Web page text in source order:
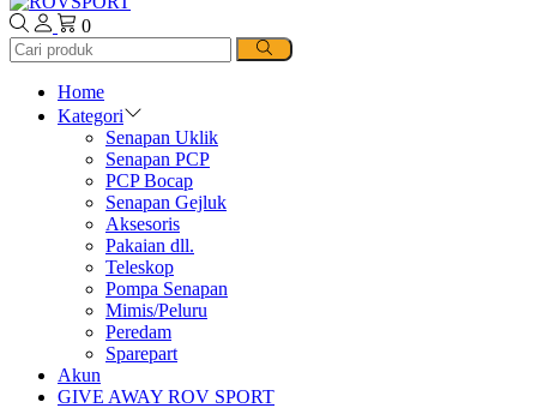
0
Home
Kategori
Senapan Uklik
Senapan PCP
PCP Bocap
Senapan Gejluk
Aksesoris
Pakaian dll.
Teleskop
Pompa Senapan
Mimis/Peluru
Peredam
Sparepart
Akun
GIVE AWAY ROV SPORT